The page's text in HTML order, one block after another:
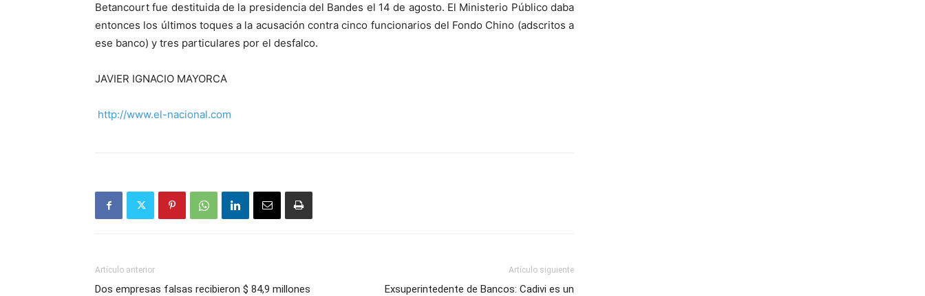
Betancourt fue destituida de la presidencia del Bandes el 14 de agosto. El Ministerio Público daba
entonces los últimos toques a la acusación contra cinco funcionarios del Fondo Chino (adscritos a
ese banco) y tres particulares por el desfalco.
JAVIER IGNACIO MAYORCA
http://www.el-nacional.com
Artículo anterior
Dos empresas falsas recibieron $ 84,9 millones
Artículo siguiente
Exsuperintedente de Bancos: Cadivi es un